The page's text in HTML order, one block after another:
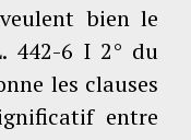
bien le
442-6 I 2° du
les clauses
entre